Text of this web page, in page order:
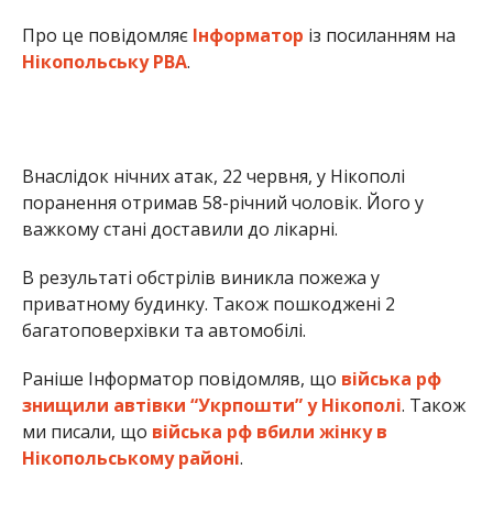
Про це повідомляє Інформатор із посиланням на
Нікопольську РВА.
Внаслідок нічних атак, 22 червня, у Нікополі
поранення отримав 58-річний чоловік. Його у
важкому стані доставили до лікарні.
В результаті обстрілів виникла пожежа у
приватному будинку. Також пошкоджені 2
багатоповерхівки та автомобілі.
Раніше Інформатор повідомляв, що війська рф
знищили автівки “Укрпошти” у Нікополі. Також
ми писали, що війська рф вбили жінку в
Нікопольському районі.